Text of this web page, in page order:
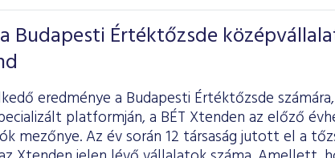
Budapesti Értéktőzsde
eredménye a Budapesti Értéktőzsde
platformján, a BÉT Xtenden az előző
mezőnye. Az év során 12 társaság jutott el a